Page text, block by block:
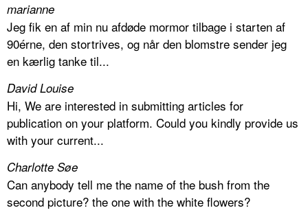
marianne
Jeg fik en af min nu afdøde mormor tilbage i starten af
90érne, den stortrives, og når den blomstre sender jeg
en kærlig tanke til...
David Louise
Hi, We are interested in submitting articles for
publication on your platform. Could you kindly provide us
with your current...
Charlotte Søe
Can anybody tell me the name of the bush from the
second picture? the one with the white flowers?